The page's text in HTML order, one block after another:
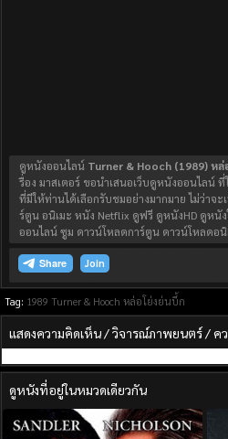
ดูหนังออนไลน์ Turner & Hooch (1989) หล่
รื่อง มาสเตอร์ ขอนำเสนอเว็บดูหนังออนไลน์
ที่มีให้ท่านได้เลือกรับชมอย่างมากมาย ไม่ว่าจ
ร์ตูน อนิเมะ หนัง Netflix ดูฟรี ดูหนังHD ดูหนัง
ออนไลน์ ซูม ดาวน์โหลดการ์ตูน ดาวน์โหลดอ
Join
Tag: 1989 Turner & Hooch หล่อโย่งย่นบึ้ก
แสดงความคิดเห็น / วิจารณ์ภาพยนตร์ / ค
ดูหนังที่อยู่ในหมวดเดียวกัน